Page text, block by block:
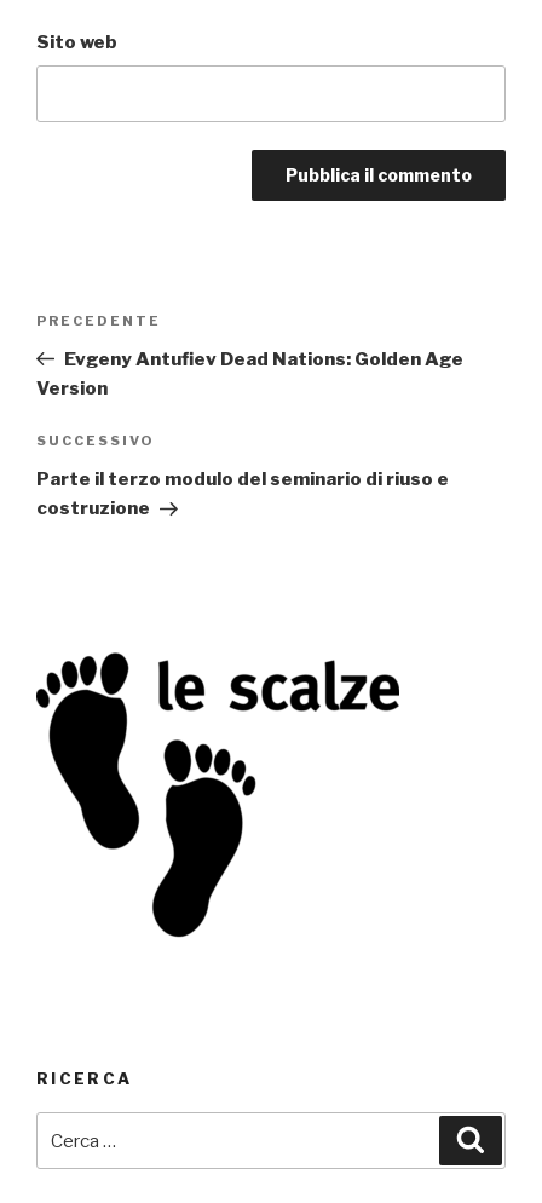
Sito web
Navigazione
Articolo
precedente:
PRECEDENTE
Evgeny Antufiev Dead Nations: Golden Age
Version
Articolo
successivo
SUCCESSIVO
Parte il terzo modulo del seminario di riuso e
costruzione
RICERCA